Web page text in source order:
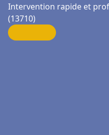
Intervention rapide et
(13710)